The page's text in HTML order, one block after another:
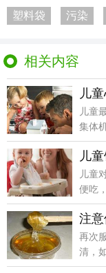
塑料袋 污染
相关内容
儿
儿童
集体
能力
儿
儿童
便吃
脂肪
注
再次
清，
色、